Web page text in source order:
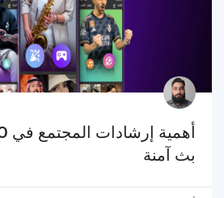
بث آمنة